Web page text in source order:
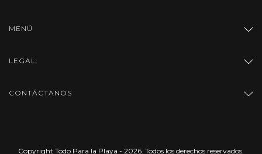
MENÚ
LEGAL:
CONTÁCTANOS
Copyright Todo Para la Playa - 2026. Todos los derechos reservados.